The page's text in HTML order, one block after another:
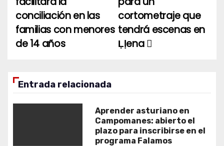
entradas
cortometraje que
tendrá escenas en
Ḷḷena
conciliación en las
familias con menores
de 14 años
Entrada relacionada
Aprender asturiano en
Campomanes: abierto el
plazo para inscribirse en el
programa Falamos